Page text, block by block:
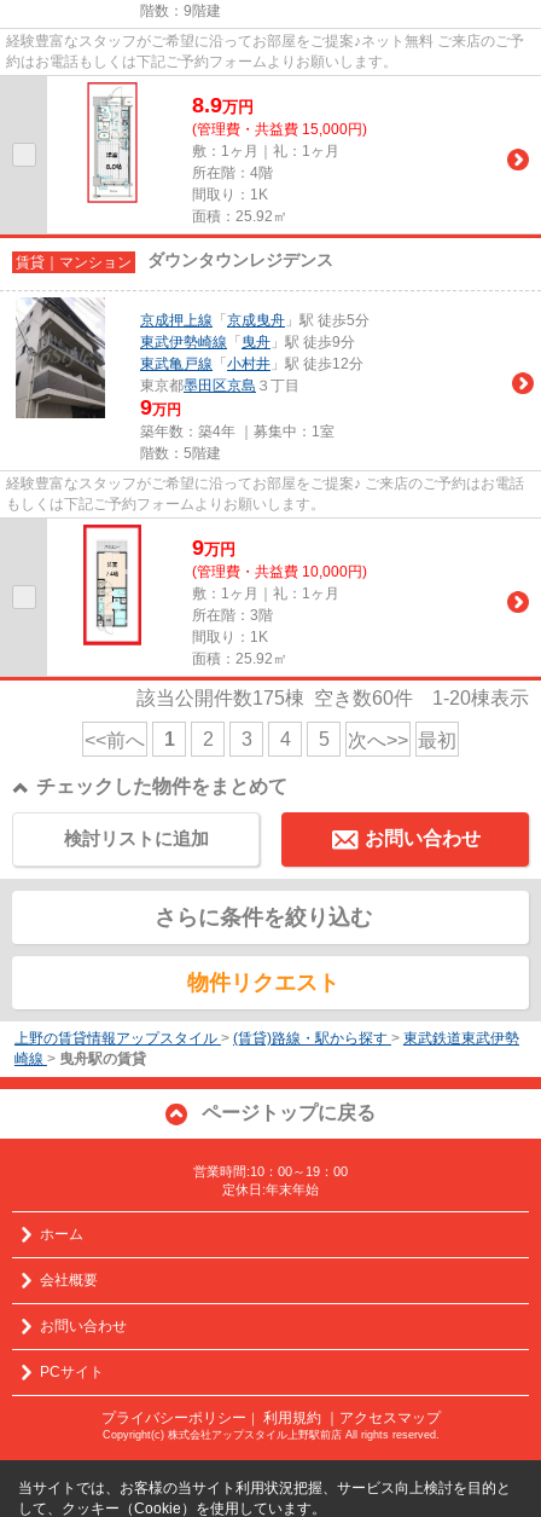
階数：9階建
経験豊富なスタッフがご希望に沿ってお部屋をご提案♪ネット無料 ご来店のご予
約はお電話もしくは下記ご予約フォームよりお願いします。
8.9万円
(管理費・共益費 15,000円)
敷：1ヶ月｜礼：1ヶ月
所在階：4階
間取り：1K
面積：25.92㎡
賃貸｜マンション ダウンタウンレジデンス
京成押上線 「 京成曳舟 」駅 徒歩5分
東武伊勢崎線 「 曳舟 」駅 徒歩9分
東武亀戸線 「 小村井 」駅 徒歩12分
東京都墨田区京島 ３丁目
9万円
築年数：築4年 ｜募集中： 1室
階数：5階建
経験豊富なスタッフがご希望に沿ってお部屋をご提案♪ ご来店のご予約はお電話
もしくは下記ご予約フォームよりお願いします。
9万円
(管理費・共益費 10,000円)
敷：1ヶ月｜礼：1ヶ月
所在階：3階
間取り：1K
面積：25.92㎡
該当公開件数175棟 空き数60件 1-20棟表示
<<前へ 1 2 3 4 5 次へ>> 最初
チェックした物件をまとめて
お問い合わせ
検討リストに追加
さらに条件を絞り込む
物件リクエスト
上野の賃貸情報アップスタイル > (賃貸)路線・駅から探す > 東武鉄道東武伊勢
崎線 > 曳舟駅の賃貸
ページトップに戻る
営業時間:10：00～19：00
定休日:年末年始
ホーム
会社概要
お問い合わせ
PCサイト
プライバシーポリシー ｜ 利用規約 ｜アクセスマップ
Copyright(c) 株式会社アップスタイル上野駅前店 All rights reserved.
当サイトでは、お客様の当サイト利用状況把握、サービス向上検討を目的と
して、クッキー（Cookie）を使用しています。